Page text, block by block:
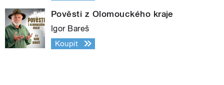
Pověsti z Olomouckého kraje
Igor Bareš
Koupit